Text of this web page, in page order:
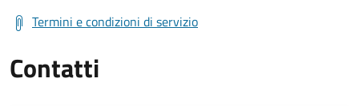
Termini e condizioni di servizio
Contatti